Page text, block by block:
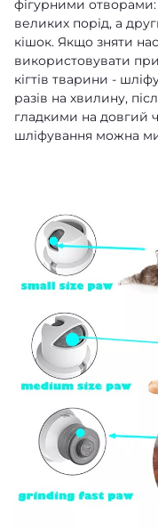
фігурними отворами:
великих порід, а
кішок. Якщо зняти
використовувати
кігтів тварини -
разів на хвилину,
гладкими на довгий
шліфування можна